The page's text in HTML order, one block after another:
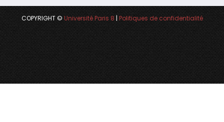
COPYRIGHT ©Université Paris 8|Politiques de confidentialité